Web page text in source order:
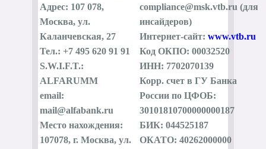
Адрес: 107 078,
Москва, ул.
Каланчевская, 27
Тел.: +7 495 620 91 91
S.W.I.F.T.:
ALFARUMM
email:
mail@alfabank.ru
Место нахождения:
107078, г. Москва, ул.
compliance@msk.vtb.ru (для
инсайдеров)
Интернет-сайт: www.vtb.ru
Код ОКПО: 00032520
ИНН: 7702070139
Корр. счет в ГУ Банка
России по ЦФОБ:
30101810700000000187
БИК: 044525187
ОКАТО: 40262000000